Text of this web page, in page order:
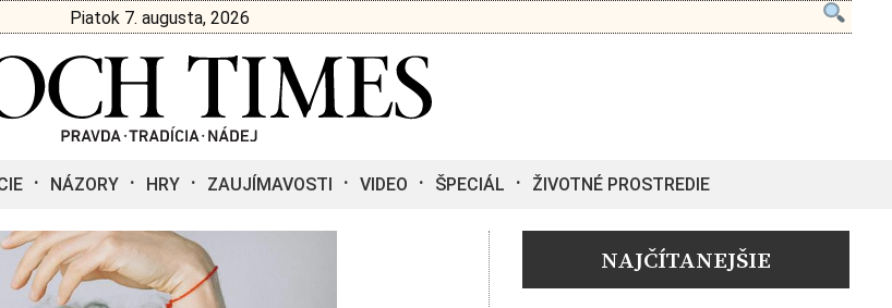
Piatok 7. augusta, 2026
NÁZORY HRY ZAUJÍMAVOSTI VIDEO ŠPECIÁL ŽIVOTNÉ PROSTREDIE
NAJČÍTANEJŠIE